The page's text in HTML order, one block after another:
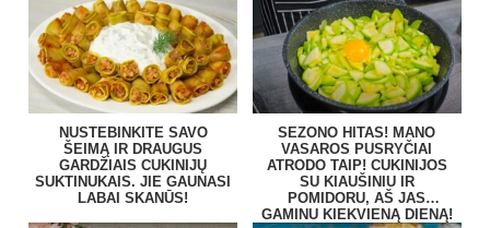
NUSTEBINKITE SAVO
ŠEIMĄ IR DRAUGUS
GARDŽIAIS CUKINIJŲ
SUKTINUKAIS. JIE GAUNASI
LABAI SKANŪS!
SEZONO HITAS! MANO
VASAROS PUSRYČIAI
ATRODO TAIP! CUKINIJOS
SU KIAUŠINIU IR
POMIDORU, AŠ JAS
GAMINU KIEKVIENĄ DIENĄ!